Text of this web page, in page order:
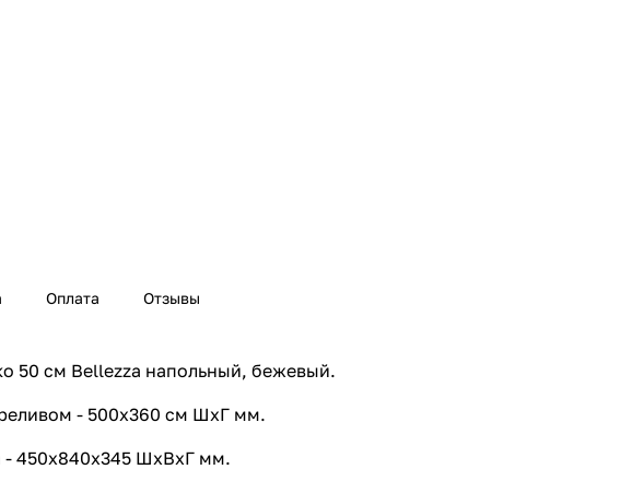
Оплата Отзывы
50 см Bellezza напольный, бежевый.
- 500х360 см ШхГ мм.
- 450х840х345 ШхВхГ мм.